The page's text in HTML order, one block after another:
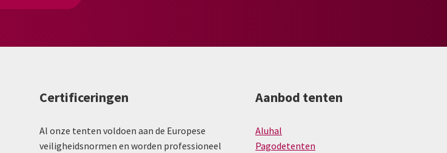
Certificeringen
Al onze tenten voldoen aan de Europese
veiligheidsnormen en worden professioneel
Aanbod tenten
Aluhal
Pagodetenten